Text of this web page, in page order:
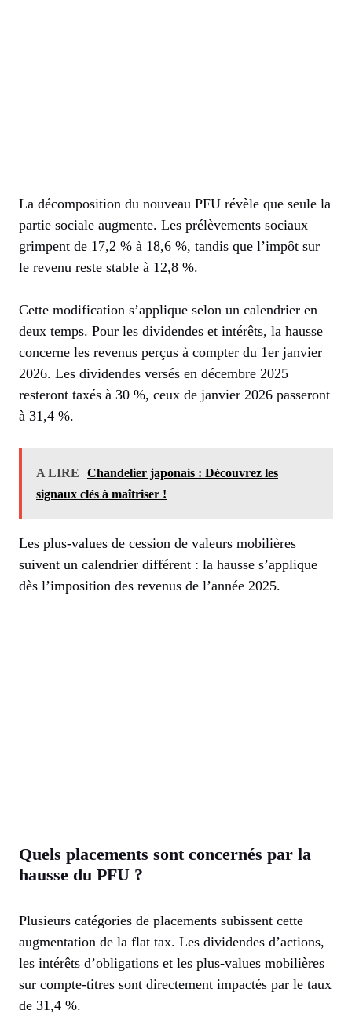
La décomposition du nouveau PFU révèle que seule la
partie sociale augmente. Les prélèvements sociaux
grimpent de 17,2 % à 18,6 %, tandis que l’impôt sur
le revenu reste stable à 12,8 %.
Cette modification s’applique selon un calendrier en
deux temps. Pour les dividendes et intérêts, la hausse
concerne les revenus perçus à compter du 1er janvier
2026. Les dividendes versés en décembre 2025
resteront taxés à 30 %, ceux de janvier 2026 passeront
à 31,4 %.
A LIRE
Chandelier japonais : Découvrez les
signaux clés à maîtriser !
Les plus-values de cession de valeurs mobilières
suivent un calendrier différent : la hausse s’applique
dès l’imposition des revenus de l’année 2025.
Quels placements sont concernés par la
hausse du PFU ?
Plusieurs catégories de placements subissent cette
augmentation de la flat tax. Les dividendes d’actions,
les intérêts d’obligations et les plus-values mobilières
sur compte-titres sont directement impactés par le taux
de 31,4 %.